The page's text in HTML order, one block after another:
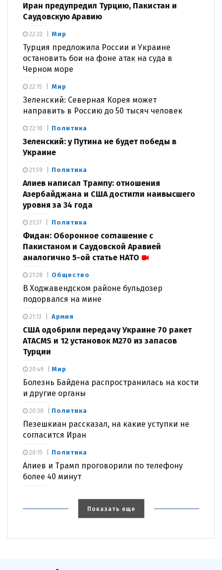
Иран предупредил Турцию, Пакистан и
Саудовскую Аравию
Мир
Турция предложила России и Украине
остановить бои на фоне атак на суда в
Черном море
22:32
Мир
Зеленский: Северная Корея может
направить в Россию до 50 тысяч человек
22:15
Политика
Зеленский: у Путина не будет победы в
Украине
22:10
Политика
Алиев написал Трампу: отношения
Азербайджана и США достигли наивысшего
уровня за 34 года
21:59
Политика
Фидан: Оборонное соглашение с
Пакистаном и Саудовской Аравией
аналогично 5-ой статье НАТО
21:37
Общество
В Ходжавендском районе бульдозер
подорвался на мине
21:28
Армия
США одобрили передачу Украине 70 ракет
ATACMS и 12 установок M270 из запасов
Турции
21:13
Мир
Болезнь Байдена распространилась на кости
и другие органы
20:49
Политика
Пезешкиан рассказал, на какие уступки не
согласится Иран
20:30
Политика
Алиев и Трамп проговорили по телефону
более 40 минут
20:15
Показать еще